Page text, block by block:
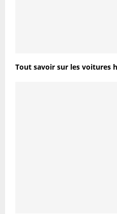
Tout savoir sur les voitures